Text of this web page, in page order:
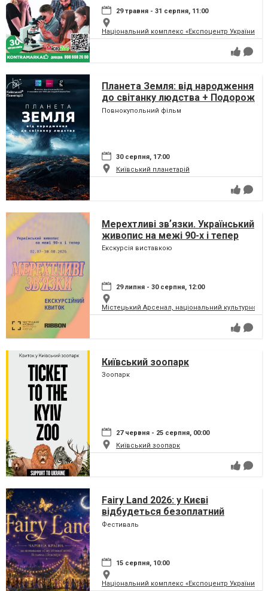
29 травня - 31 серпня, 11:00
Національний комплекс «Експоцентр України»
Планета Земля: від народження
до світанку людства + Подорож
сузір'ями (класична програма)
Повнокупольний фільм
30 серпня, 17:00
Київський планетарій
Мерехтливі звʼязки. Український
живопис на межі 90-х і тепер
Екскурсія виставкою
29 липня - 30 серпня, 12:00
Містецький Арсенал, національний культурно-
Київський зоопарк
Зоопарк
27 червня - 25 серпня, 00:00
Київський зоопарк
Fairy Land 2026: у Києві
відбудеться безоплатний
сімейний фестиваль, який
Фестиваль
15 серпня, 10:00
Національний комплекс «Експоцентр України»